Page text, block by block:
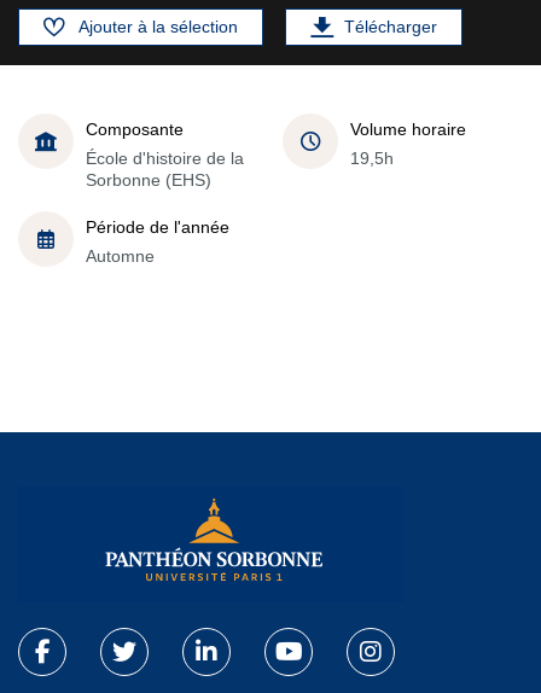
Ajouter à la sélection Télécharger
Composante
École d'histoire de la
Sorbonne (EHS)
Volume horaire
19,5h
Période de l'année
Automne